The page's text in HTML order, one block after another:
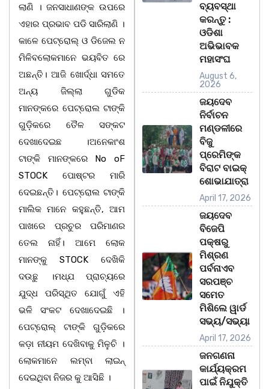
ଲାଣି । ଜନସାଧାଣଙ୍କ ଉପରେ
ଏହାର ପ୍ରଭାବ ପଡି ସାରିଲାଣି ।
କାଳେ ପେଟ୍ରୋଲ୍ ଓ ଡିଜେଲ ନ
ମିଳିବଲୋକମାନେ ଭୟବିତ ରେ
ଅଛନ୍ତି। ଆଜି ଖୋର୍ଦ୍ଧା ସମତେ
ଅନ୍ୟ ଜିଲ୍ଲା ଗୁଡିକ
ମାନଙ୍କରେ ପେଟ୍ରୋଲ ଟାଙ୍କି
ଗୁଡ଼ିକରେ ତୈଳ ସଙ୍କଟ
ଦେଖାଦେଇଛ ।ଅନେକାଂଶ
ଟାଙ୍କି ମାନଙ୍କରେ No oF
STOCK ପୋଷ୍ଟର ମାରି
ଦେଇଛନ୍ତି। ପେଟ୍ରୋଲ ଟାଙ୍କି
ମାଲିକ ମାନେ କହୁଛନ୍ତି, ଆମ
ପାଖରେ ପ୍ରଚୁର ପରିମାଣର
ତେଲ ନାହିଁ। ଆମେ ଲୋକ
ମାନଙ୍କୁ STOCK ଦେଖିକି
ଦଉଛୁ ।ମଧ୍ଯ ପ୍ରାଚ୍ୟରେ
ଯୁଦ୍ଧ ପରିସ୍ଥିତ ଯୋଗୁଁ ଏହି
ଭଳି ସଂକଟ ଦେଖାଦେଇଛି ।
ପେଟ୍ରୋଲ୍ ଟାଙ୍କି ଗୁଡ଼ିକରେ
କଡ଼ା ନୀୟମ ଦେଖିବାକୁ ମିଳୁଚି ।
ଲୋକମାନେ ଲମ୍ବା ଲାଇନ୍
ଦେଇଥିବା ନିଜର କୁ ଆସିଛି ।
ବ୍ୟବସ୍ଥା
କରନ୍ତୁ :
ଓଡିଶା
ଅଭିଭାବକ
ମହାସଂଘ
August 6,
2026
ଜୟଦେବ
ନିର୍ବାଚନ
ମଣ୍ଡଳୀରେ
ବିଜୁ
ପ୍ରେମିଙ୍କ
ବିରାଟ ବାଇକ୍
ଶୋଭାଯାତ୍ରା
April 17, 2026
ଜୟଦେବ
ବିଜେପି
ପକ୍ଷରୁ
ମିଶ୍ରଣ
ପର୍ବନାଏବ
ସରପଞ୍ଚ
ସମେତ
ମିଶିଲେ ୱାର୍ଡ
ସଭ୍ୟ/ସଭ୍ୟା
April 17, 2026
ଜନଗଣନା
କାର୍ଯ୍ୟକ୍ରମ
ପାଇଁ ନିଯୁକ୍ତି